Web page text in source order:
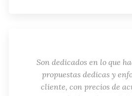
Son dedicados en lo que
propuestas dedicas y
cliente, con precios de